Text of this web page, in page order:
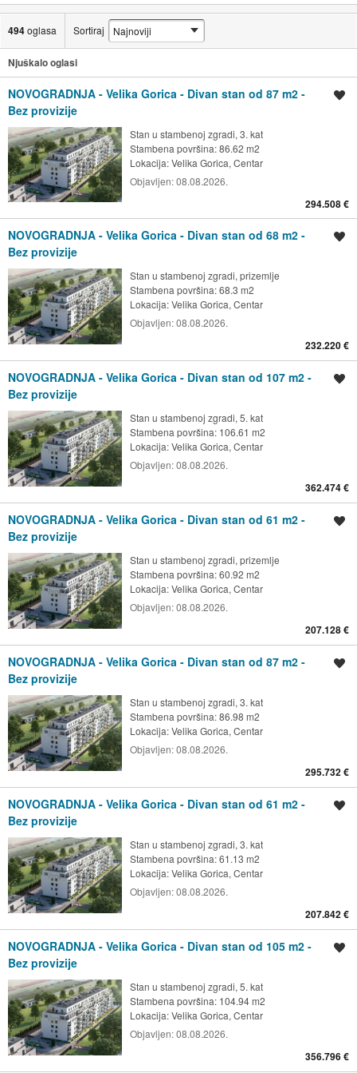
494oglasa Sortiraj
Njuškalo oglasi
NOVOGRADNJA - Velika Gorica - Divan stan od 87 m2 -
Bez provizije
Stan u stambenoj zgradi, 3. kat
Stambena površina: 86.62 m2
Lokacija:Velika Gorica, Centar
Objavljen:08.08.2026.
294.508 €
NOVOGRADNJA - Velika Gorica - Divan stan od 68 m2 -
Bez provizije
Stan u stambenoj zgradi, prizemlje
Stambena površina: 68.3 m2
Lokacija:Velika Gorica, Centar
Objavljen:08.08.2026.
232.220 €
NOVOGRADNJA - Velika Gorica - Divan stan od 107 m2 -
Bez provizije
Stan u stambenoj zgradi, 5. kat
Stambena površina: 106.61 m2
Lokacija:Velika Gorica, Centar
Objavljen:08.08.2026.
362.474 €
NOVOGRADNJA - Velika Gorica - Divan stan od 61 m2 -
Bez provizije
Stan u stambenoj zgradi, prizemlje
Stambena površina: 60.92 m2
Lokacija:Velika Gorica, Centar
Objavljen:08.08.2026.
207.128 €
NOVOGRADNJA - Velika Gorica - Divan stan od 87 m2 -
Bez provizije
Stan u stambenoj zgradi, 3. kat
Stambena površina: 86.98 m2
Lokacija:Velika Gorica, Centar
Objavljen:08.08.2026.
295.732 €
NOVOGRADNJA - Velika Gorica - Divan stan od 61 m2 -
Bez provizije
Stan u stambenoj zgradi, 3. kat
Stambena površina: 61.13 m2
Lokacija:Velika Gorica, Centar
Objavljen:08.08.2026.
207.842 €
NOVOGRADNJA - Velika Gorica - Divan stan od 105 m2 -
Bez provizije
Stan u stambenoj zgradi, 5. kat
Stambena površina: 104.94 m2
Lokacija:Velika Gorica, Centar
Objavljen:08.08.2026.
356.796 €